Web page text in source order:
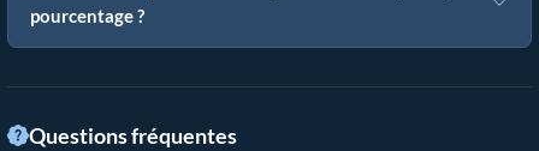
pourcentage ?
Questions fréquentes